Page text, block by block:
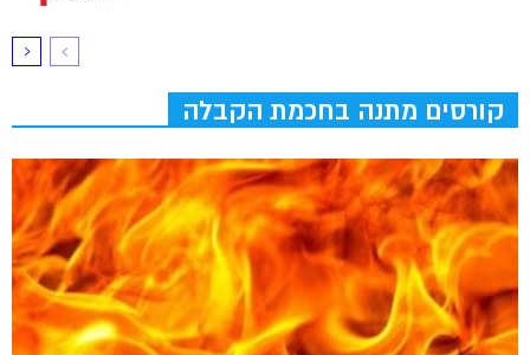
קורסים מתנה בחכמת הקבלה